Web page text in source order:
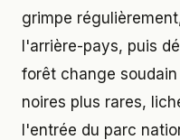
grimpe
l'arrière-pays, puis
forêt change
noires plus rares,
l'entrée du parc